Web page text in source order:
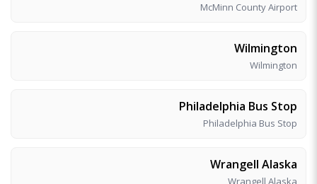
McMinn County Airport
Wilmington
Wilmington
Philadelphia Bus Stop
Philadelphia Bus Stop
Wrangell Alaska
Wrangell Alaska